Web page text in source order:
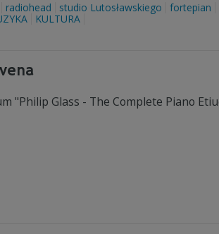
radiohead studio Lutosławskiego
fortepian
KULTURA
"Philip Glass - The Complete Piano